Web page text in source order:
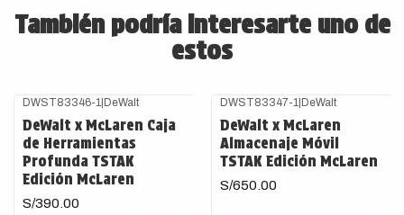
También podría interesarte uno de
estos
DWST83346-1 |DeWalt
DeWalt x McLaren Caja
de Herramientas
Profunda TSTAK
Edición McLaren
S/390.00
DWST83347-1 |DeWalt
DeWalt x McLaren
Almacenaje Móvil
TSTAK Edición McLaren
S/650.00